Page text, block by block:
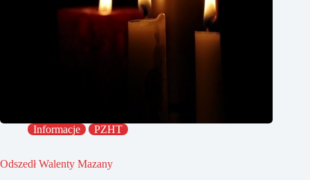
Informacje PZHT
Odszedł Walenty Mazany